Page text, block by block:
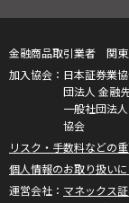
金融商品取引業者 関
日本証券業
団法人 金融
一般社団法
協会
リスク・手数料などの
個人情報のお取り扱い
マネックス